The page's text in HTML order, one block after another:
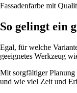
Fassadenfarbe mit
So gelingt ein
Egal, für welche
geeignetes Werkzeug
Mit sorgfältiger Planung
und wie viel Zeit und